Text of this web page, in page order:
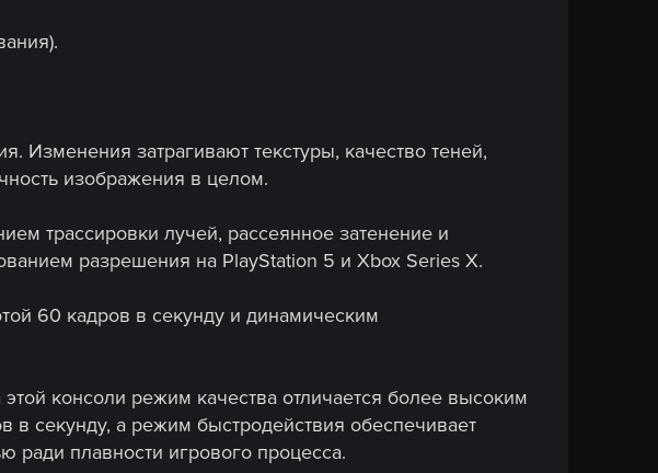
затрагивают текстуры, качество теней,
изображения в целом.
трассировки лучей, рассеянное затенение и
разрешения на PlayStation 5 и Xbox Series X.
60 кадров в секунду и динамическим
консоли режим качества отличается более высоким
в секунду, а режим быстродействия обеспечивает
ради плавности игрового процесса.